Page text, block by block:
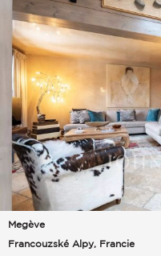
Megève
Francouzské Alpy, Francie